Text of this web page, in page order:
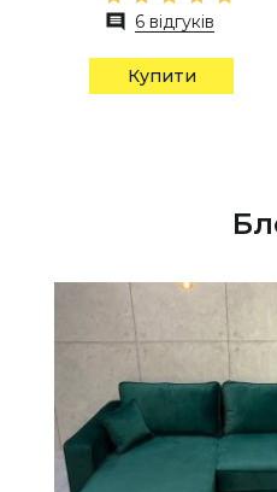
6 відгуків
Купити